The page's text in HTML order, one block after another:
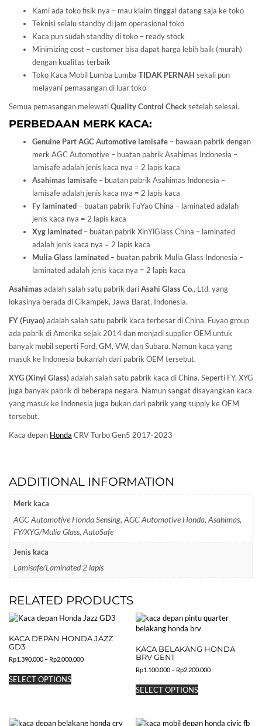
Kami ada toko fisik nya – mau klaim tinggal datang saja ke toko
Teknisi selalu standby di jam operasional toko
Kaca pun sudah standby di toko – ready stock
Minimizing cost – customer bisa dapat harga lebih baik (murah)
dengan kualitas terbaik
Toko Kaca Mobil Lumba Lumba TIDAK PERNAH sekali pun
melayani pemasangan di luar toko
Semua pemasangan melewatiQuality Control Checksetelah selesai.
PERBEDAAN MERK KACA:
Genuine Part AGC Automotive lamisafe – bawaan pabrik dengan
merk AGC Automotive – buatan pabrik Asahimas Indonesia –
lamisafe adalah jenis kaca nya = 2 lapis kaca
Asahimas lamisafe – buatan pabrik Asahimas Indonesia –
lamisafe adalah jenis kaca nya = 2 lapis kaca
Fy laminated – buatan pabrik FuYao China – laminated adalah
jenis kaca nya = 2 lapis kaca
Xyg laminated – buatan pabrik XinYiGlass China – laminated
adalah jenis kaca nya = 2 lapis kaca
Mulia Glass laminated – buatan pabrik Mulia Glass Indonesia –
laminated adalah jenis kaca nya = 2 lapis kaca
Asahimasadalah salah satu pabrik dariAsahi GlassCo., Ltd. yang
lokasinya berada di Cikampek, Jawa Barat, Indonesia.
FY (Fuyao)adalah salah satu pabrik kaca terbesar di China. Fuyao group
ada pabrik di Amerika sejak 2014 dan menjadi supplier OEM untuk
banyak mobil seperti Ford, GM, VW, dan Subaru. Namun kaca yang
masuk ke Indonesia bukanlah dari pabrik OEM tersebut.
XYG (Xinyi Glass)adalah salah satu pabrik kaca di China. Seperti FY, XYG
juga banyak pabrik di beberapa negara. Namun sangat disayangkan kaca
yang masuk ke Indonesia juga bukan dari pabrik yang supply ke OEM
tersebut.
Kaca depan Honda CRV Turbo Gen5 2017-2023
ADDITIONAL INFORMATION
Merk kaca
AGC Automotive Honda Sensing, AGC Automotive Honda, Asahimas,
FY/XYG/Mulia Glass, AutoSafe
Jenis kaca
Lamisafe/Laminated 2 lapis
RELATED PRODUCTS
KACA DEPAN HONDA JAZZ
GD3
Rp1.390.000– Rp2.000.000Price
SELECT OPTIONSproduct
The
KACA BELAKANG HONDA
BRV GEN1
Rp1.100.000– Rp2.200.000Price
SELECT OPTIONSproduct
variants.